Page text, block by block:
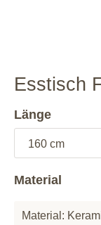
Esstisch
Länge
Material
Material: